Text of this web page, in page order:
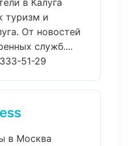
в Калуга
туризм и
От новостей
служб....
51-29
в Москва